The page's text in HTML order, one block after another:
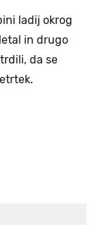
ladij okrog
in drugo
da se